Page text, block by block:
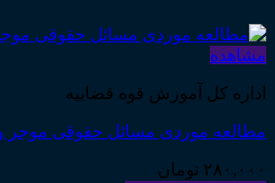
مشاهده
اداره کل آموزش قوه قضاییه
مطالعه موردی مسائل حقوقی موجر
۲۸۰,۰۰۰ تومان